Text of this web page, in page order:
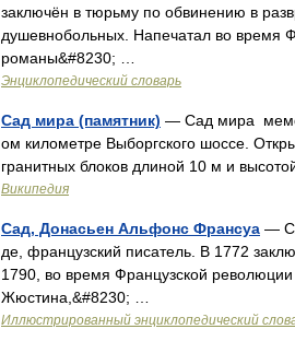
заключён в тюрьму по обвинению в
душевнобольных. Напечатал во время
романы&#8230; …
Энциклопедический словарь
Сад мира (памятник) — Сад мира
ом километре Выборгского шоссе.
гранитных блоков длиной 10 м и
Википедия
Сад, Донасьен Альфонс Франсуа —
де, французский писатель. В 1772
1790, во время Французской
Жюстина,&#8230; …
Иллюстрированный энциклопедический